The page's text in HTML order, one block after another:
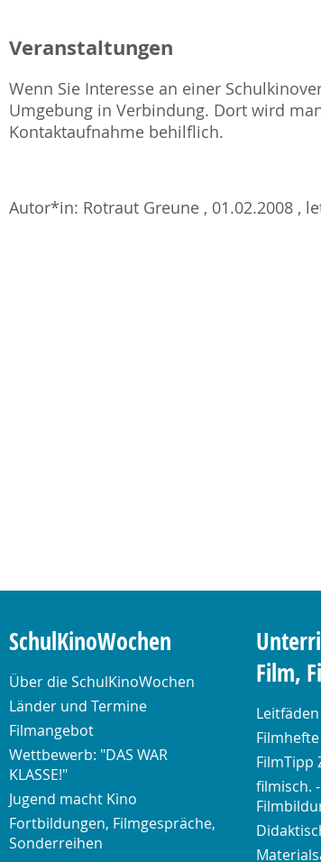
Veranstaltungen
Wenn Sie Interesse an einer
Umgebung in Verbindung. Dort wird
Kontaktaufnahme behilflich.
Autor*in: Rotraut Greune , 01.02.2008 ,
SchulKinoWochen
Über die SchulKinoWochen
Länder und Termine
Filmangebot
Wettbewerb: "DAS WAR
KLASSE!"
Jugend macht Kino
Fortbildungen, Filmgespräche,
Sonderreihen
Film,
Leitfäden
Filmhefte
FilmTipp
filmisch.